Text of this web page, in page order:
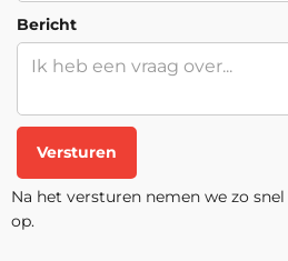
Bericht
Versturen
Na het versturen nemen we zo
op.